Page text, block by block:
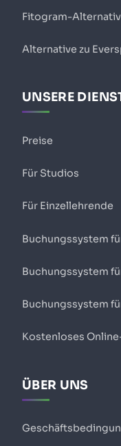
Fitogram-
Alternative zu
UNSERE
Preise
Für Studios
Für Einzellehrende
Buchungssystem
Buchungssystem
Buchungssystem
Kostenloses
ÜBER UNS